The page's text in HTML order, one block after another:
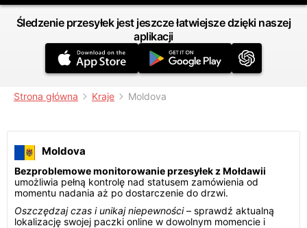
Śledzenie przesyłek jest jeszcze łatwiejsze dzięki naszej
aplikacji
Strona główna Kraje Moldova
Moldova
Bezproblemowe monitorowanie przesyłek z Mołdawii
umożliwia pełną kontrolę nad statusem zamówienia od
momentu nadania aż po dostarczenie do drzwi.
Oszczędzaj czas i unikaj niepewności– sprawdź aktualną
lokalizację swojej paczki online w dowolnym momencie i